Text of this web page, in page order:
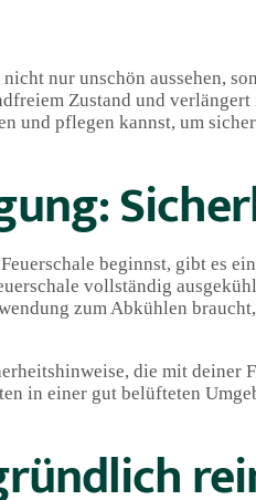
nur unschön aussehen,
Zustand und
und pflegen kannst, um
beginnst, gibt es
vollständig
zum Abkühlen
die mit deiner
in einer gut belüfteten